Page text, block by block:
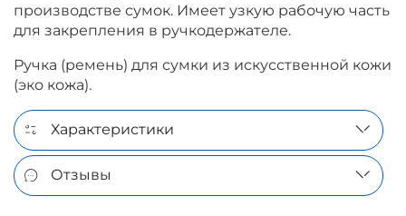
производстве сумок. Имеет узкую рабочую часть
для закрепления в ручкодержателе.
Ручка (ремень) для сумки из искусственной кожи
(эко кожа).
Характеристики
Отзывы